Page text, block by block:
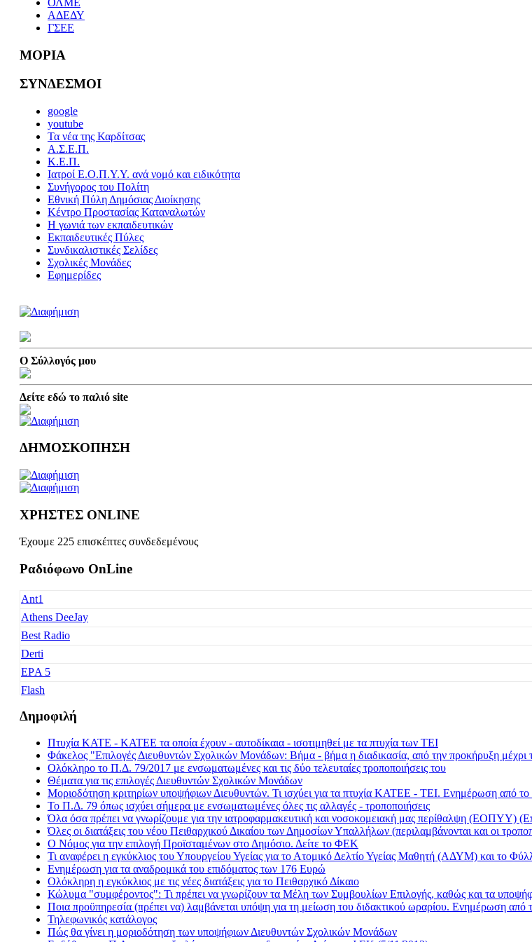
ΟΛΜΕ
ΑΔΕΔΥ
ΓΣΕΕ
ΜΟΡΙΑ
ΣΥΝΔΕΣΜΟΙ
google
youtube
Τα νέα της Καρδίτσας
Α.Σ.Ε.Π.
Κ.Ε.Π.
Ιατροί Ε.Ο.Π.Υ.Υ. ανά νομό και ειδικότητα
Συνήγορος του Πολίτη
Εθνική Πύλη Δημόσιας Διοίκησης
Κέντρο Προστασίας Καταναλωτών
Η γωνιά των εκπαιδευτικών
Εκπαιδευτικές Πύλες
Συνδικαλιστικές Σελίδες
Σχολικές Μονάδες
Εφημερίδες
Ο Σύλλογός μου
Δείτε εδώ το παλιό site
ΔΗΜΟΣΚΟΠΗΣΗ
ΧΡΗΣΤΕΣ ONLINE
Έχουμε 225 επισκέπτες συνδεδεμένους
Ραδιόφωνο OnLine
Ant1
Athens DeeJay
Best Radio
Derti
EΡA 5
Flash
Fresh Music
Galaxy 92
Happy Radio
Je t' aime
Kiss FM
Kosmos
Love Radio
Nitro Radio
Nova Sport FM
Radio Gold
Real FM
Rock FM
Δημοφιλή
Πτυχία ΚΑΤΕ - ΚΑΤΕΕ τα οποία έχουν - αυτοδίκαια - ισοτιμηθεί με τα πτυχία των ΤΕΙ
Φάκελος "Επιλογές Διευθυντών Σχολικών Μονάδων: Βήμα - βήμα η διαδικασία, από την προκήρυξη μέχρι
Ολόκληρο το Π.Δ. 79/2017 με ενσωματωμένες και τις δύο τελευταίες τροποποιήσεις του
Θέματα για τις επιλογές Διευθυντών Σχολικών Μονάδων
Μοριοδότηση κριτηρίων υποψήφιων Διευθυντών. Τι ισχύει για τα πτυχία ΚΑΤΕΕ - ΤΕΙ. Ενημέρωση από
Το Π.Δ. 79 όπως ισχύει σήμερα με ενσωματωμένες όλες τις αλλαγές - τροποποιήσεις
Όλα όσα πρέπει να γνωρίζουμε για την ιατροφαρμακευτική και νοσοκομειακή μας περίθαλψη (ΕΟΠΥΥ)
Όλες οι διατάξεις του νέου Πειθαρχικού Δικαίου των Δημοσίων Υπαλλήλων (περιλαμβάνονται και οι
Ο Νόμος για την επιλογή Προϊσταμένων στο Δημόσιο. Δείτε το ΦΕΚ
Τι αναφέρει η εγκύκλιος του Υπουργείου Υγείας για το Ατομικό Δελτίο Υγείας Μαθητή (ΑΔΥΜ) και το
Ενημέρωση για τα αναδρομικά του επιδόματος των 176 Ευρώ
Ολόκληρη η εγκύκλιος με τις νέες διατάξεις για το Πειθαρχικό Δίκαιο
Κώλυμα "συμφέροντος": Τι πρέπει να γνωρίζουν τα Μέλη των Συμβουλίων Επιλογής, καθώς και τα
Ποια προϋπηρεσία (πρέπει να) λαμβάνεται υπόψη για τη μείωση του διδακτικού ωραρίου. Ενημέρωση
Τηλεφωνικός κατάλογος
Πώς θα γίνει η μοριοδότηση των υποψήφιων Διευθυντών Σχολικών Μονάδων